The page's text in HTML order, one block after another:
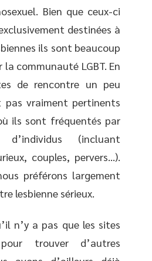
Bien que ceux-ci
destinées à
ils sont beaucoup
communauté LGBT. En
de rencontre un peu
pas vraiment pertinents
ils sont fréquentés par
(incluant
couples, pervers…).
préférons largement
lesbienne sérieux.
n’y a pas que les sites
trouver d’autres